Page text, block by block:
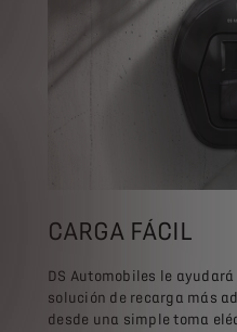
CARGA FÁCIL
DS Automobiles le
solución de recarga más
desde una simple toma